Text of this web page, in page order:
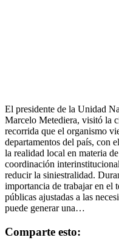
El presidente de la Unidad
Marcelo Metediera, visitó la
recorrida que el organismo
departamentos del país, con
la realidad local en materia
coordinación
reducir la siniestralidad.
importancia de trabajar en el
públicas ajustadas a las
puede generar una…
Comparte esto: